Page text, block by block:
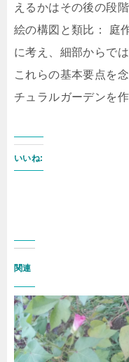
えるかはその後の段階
絵の構図と類比： 庭
に考え、細部からで
これらの基本要点を
チュラルガーデンを
いいね:
関連